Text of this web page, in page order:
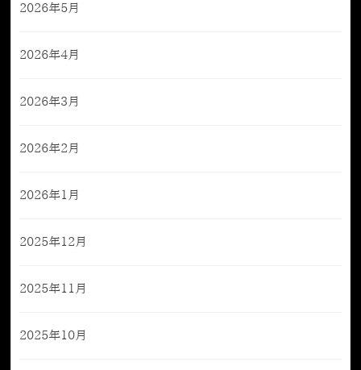
2026年5月
2026年4月
2026年3月
2026年2月
2026年1月
2025年12月
2025年11月
2025年10月